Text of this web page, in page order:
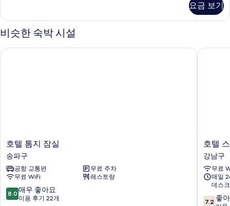
모
두
보
기
더
블
룸
세
요금 보기
비슷한 숙박 시설
호
텔
톰
지
잠
실
송
호텔 톰지 잠실
송파구
공항 교통편
무료 주차
무료 WiFi
레스토랑
10
점
8.0 매우 좋아요
이용 후기 22개
호텔 톰지 잠실
호
텔
스
타
강
구
호텔
강남구
무료
매일
데스크
10
7.2 좋
호텔 스